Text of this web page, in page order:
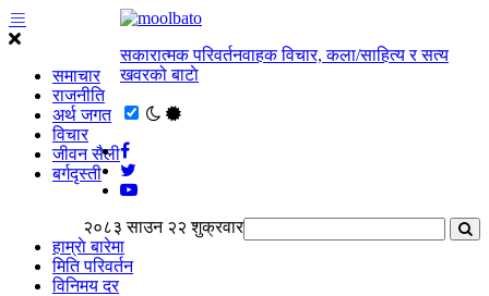
समाचार
राजनीति
अर्थ जगत
विचार
जीवन सैली
बर्गदृस्ती
सकारात्मक परिवर्तनवाहक विचार, कला/साहित्य र सत्य
खवरको बाटाे
२०८३ साउन २२ शुक्रवार
हाम्राे बारेमा
मिति परिवर्तन
विनिमय दर